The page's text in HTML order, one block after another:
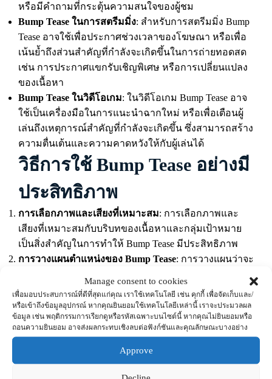
Manage consent to cookies
เพื่อมอบประสบการณ์ที่ดีที่สุดแก่คุณ เราใช้เทคโนโลยี เช่น คุกกี้ เพื่อจัดเก็บและ/
หรือเข้าถึงข้อมูลอุปกรณ์ หากคุณยินยอมใช้เทคโนโลยีเหล่านี้ เราจะประมวลผล
ข้อมูล เช่น พฤติกรรมการเรียกดูหรือรหัสเฉพาะบนไซต์นี้ หากคุณไม่ยินยอมหรือ
ถอนความยินยอม อาจส่งผลกระทบเชิงลบต่อฟังก์ชันและคุณลักษณะบางอย่าง
Approve
หรือมีคำถามที่กระตุ้นความสนใจของผู้ชม
Bump Tease ในการสตรีมมิ่ง: สำหรับการสตรีมมิ่ง Bump
Tease อาจใช้เพื่อประกาศช่วงเวลาของโฆษณา หรือเพื่อ
เน้นย้ำถึงส่วนสำคัญที่กำลังจะเกิดขึ้นในการถ่ายทอดสด
เช่น การประกาศแขกรับเชิญพิเศษ หรือการเปลี่ยนแปลง
ของเนื้อหา
Bump Tease ในวิดีโอเกม: ในวิดีโอเกม Bump Tease อาจ
ใช้เป็นเครื่องมือในการแนะนำฉากใหม่ หรือเพื่อเตือนผู้
เล่นถึงเหตุการณ์สำคัญที่กำลังจะเกิดขึ้น ซึ่งสามารถสร้าง
ความตื่นเต้นและความคาดหวังให้กับผู้เล่นได้
วิธีการใช้ Bump Tease อย่างมี
ประสิทธิภาพ
การเลือกภาพและเสียงที่เหมาะสม: การเลือกภาพและ
เสียงที่เหมาะสมกับบริบทของเนื้อหาและกลุ่มเป้าหมาย
เป็นสิ่งสำคัญในการทำให้ Bump Tease มีประสิทธิภาพ
การวางแผนตำแหน่งของ Bump Tease: การวางแผนว่าจะ
ดูไหลลื่นและไม่ขาดตอน เช่น วางก่อนโฆษณาหรือก่อน
การเปลี่ยนฉาก
การใช้ข้อความที่กระชับ: ข้อความที่ใช้ใน Bump Tease
ควรเป็นข้อความที่กระชับและชัดเจน ไม่ควรยาวหรือซับ
ซ้อน เพื่อไม่ให้ผู้ชมเสียสมาธิ
การทดลองและปรับปรุง: การทดลองใช้ Bump Tease ใน